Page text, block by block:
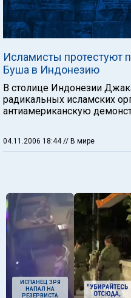
Исламисты протестуют
Буша в Индонезию
В столице Индонезии
радикальных исламских
антиамериканскую
04.11.2006 18:44 // В мире
ИСПАНЕЦ ЗРЯ
НАПАЛ НА
РЕЗЕРВИСТА